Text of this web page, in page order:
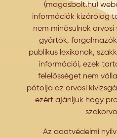
(magosbolt.hu)
információk kizárólag
nem minősülnek
gyártók,
publikus lexikonok,
információi, ezek
felelősséget nem
pótolja az orvosi
ezért ajánljuk hogy
Az adatvédelmi